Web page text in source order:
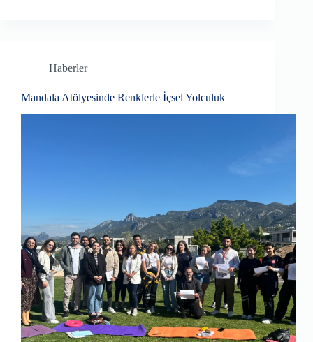
Haberler
Mandala Atölyesinde Renklerle İçsel Yolculuk